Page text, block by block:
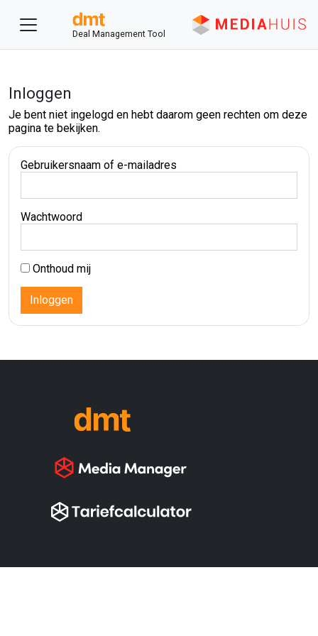
Deal Management Tool
Inloggen
Je bent niet ingelogd en hebt daarom geen rechten om deze
pagina te bekijken.
Gebruikersnaam of e-mailadres
Wachtwoord
Onthoud mij